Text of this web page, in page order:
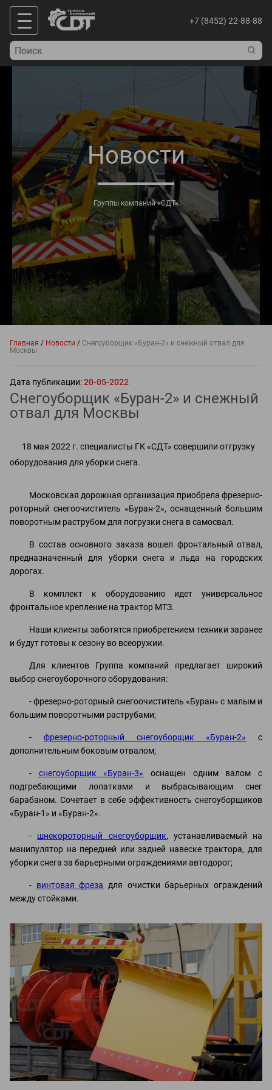
+7 (8452) 22-88-88
Новости
Группы компаний «СДТ»
Главная / Новости / Снегоуборщик «Буран-2» и снежный отвал для
Москвы
Снегоуборщик «Буран-2» и снежный
отвал для Москвы
Дата публикации:20-05-2022
18 мая 2022 г. специалисты ГК «СДТ» совершили отгрузку
оборудования для уборки снега.
Московская дорожная организация приобрела фрезерно-
роторный снегоочиститель «Буран-2», оснащенный большим
поворотным раструбом для погрузки снега в самосвал.
В состав основного заказа вошел фронтальный отвал,
предназначенный для уборки снега и льда на городских
дорогах.
В комплект к оборудованию идет универсальное
фронтальное крепление на трактор МТЗ.
Наши клиенты заботятся приобретением техники заранее
и будут готовы к сезону во всеоружии.
Для клиентов Группа компаний предлагает широкий
выбор снегоуборочного оборудования:
-фрезерно-роторный снегоочиститель «Буран» с малым и
большим поворотными раструбами;
- фрезерно-роторный снегоуборщик «Буран-2» с
дополнительным боковым отвалом;
- снегоуборщик «Буран-3» оснащен одним валом с
подгребающими лопатками и выбрасывающим снег
барабаном. Сочетает в себе эффективность снегоуборщиков
«Буран-1» и «Буран-2».
- шнекороторный снегоуборщик, устанавливаемый на
манипулятор на передней или задней навеске трактора, для
уборки снега за барьерными ограждениями автодорог;
- винтовая фреза для очистки барьерных ограждений
между стойками.